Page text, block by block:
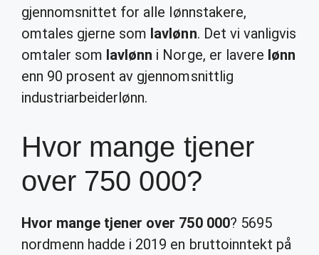
gjennomsnittet for alle lønnstakere,
omtales gjerne som lavlønn. Det vi vanligvis
omtaler som lavlønn i Norge, er lavere lønn
enn 90 prosent av gjennomsnittlig
industriarbeiderlønn.
Hvor mange tjener
over 750 000?
Hvor mange tjener over 750 000? 5695
nordmenn hadde i 2019 en bruttoinntekt på